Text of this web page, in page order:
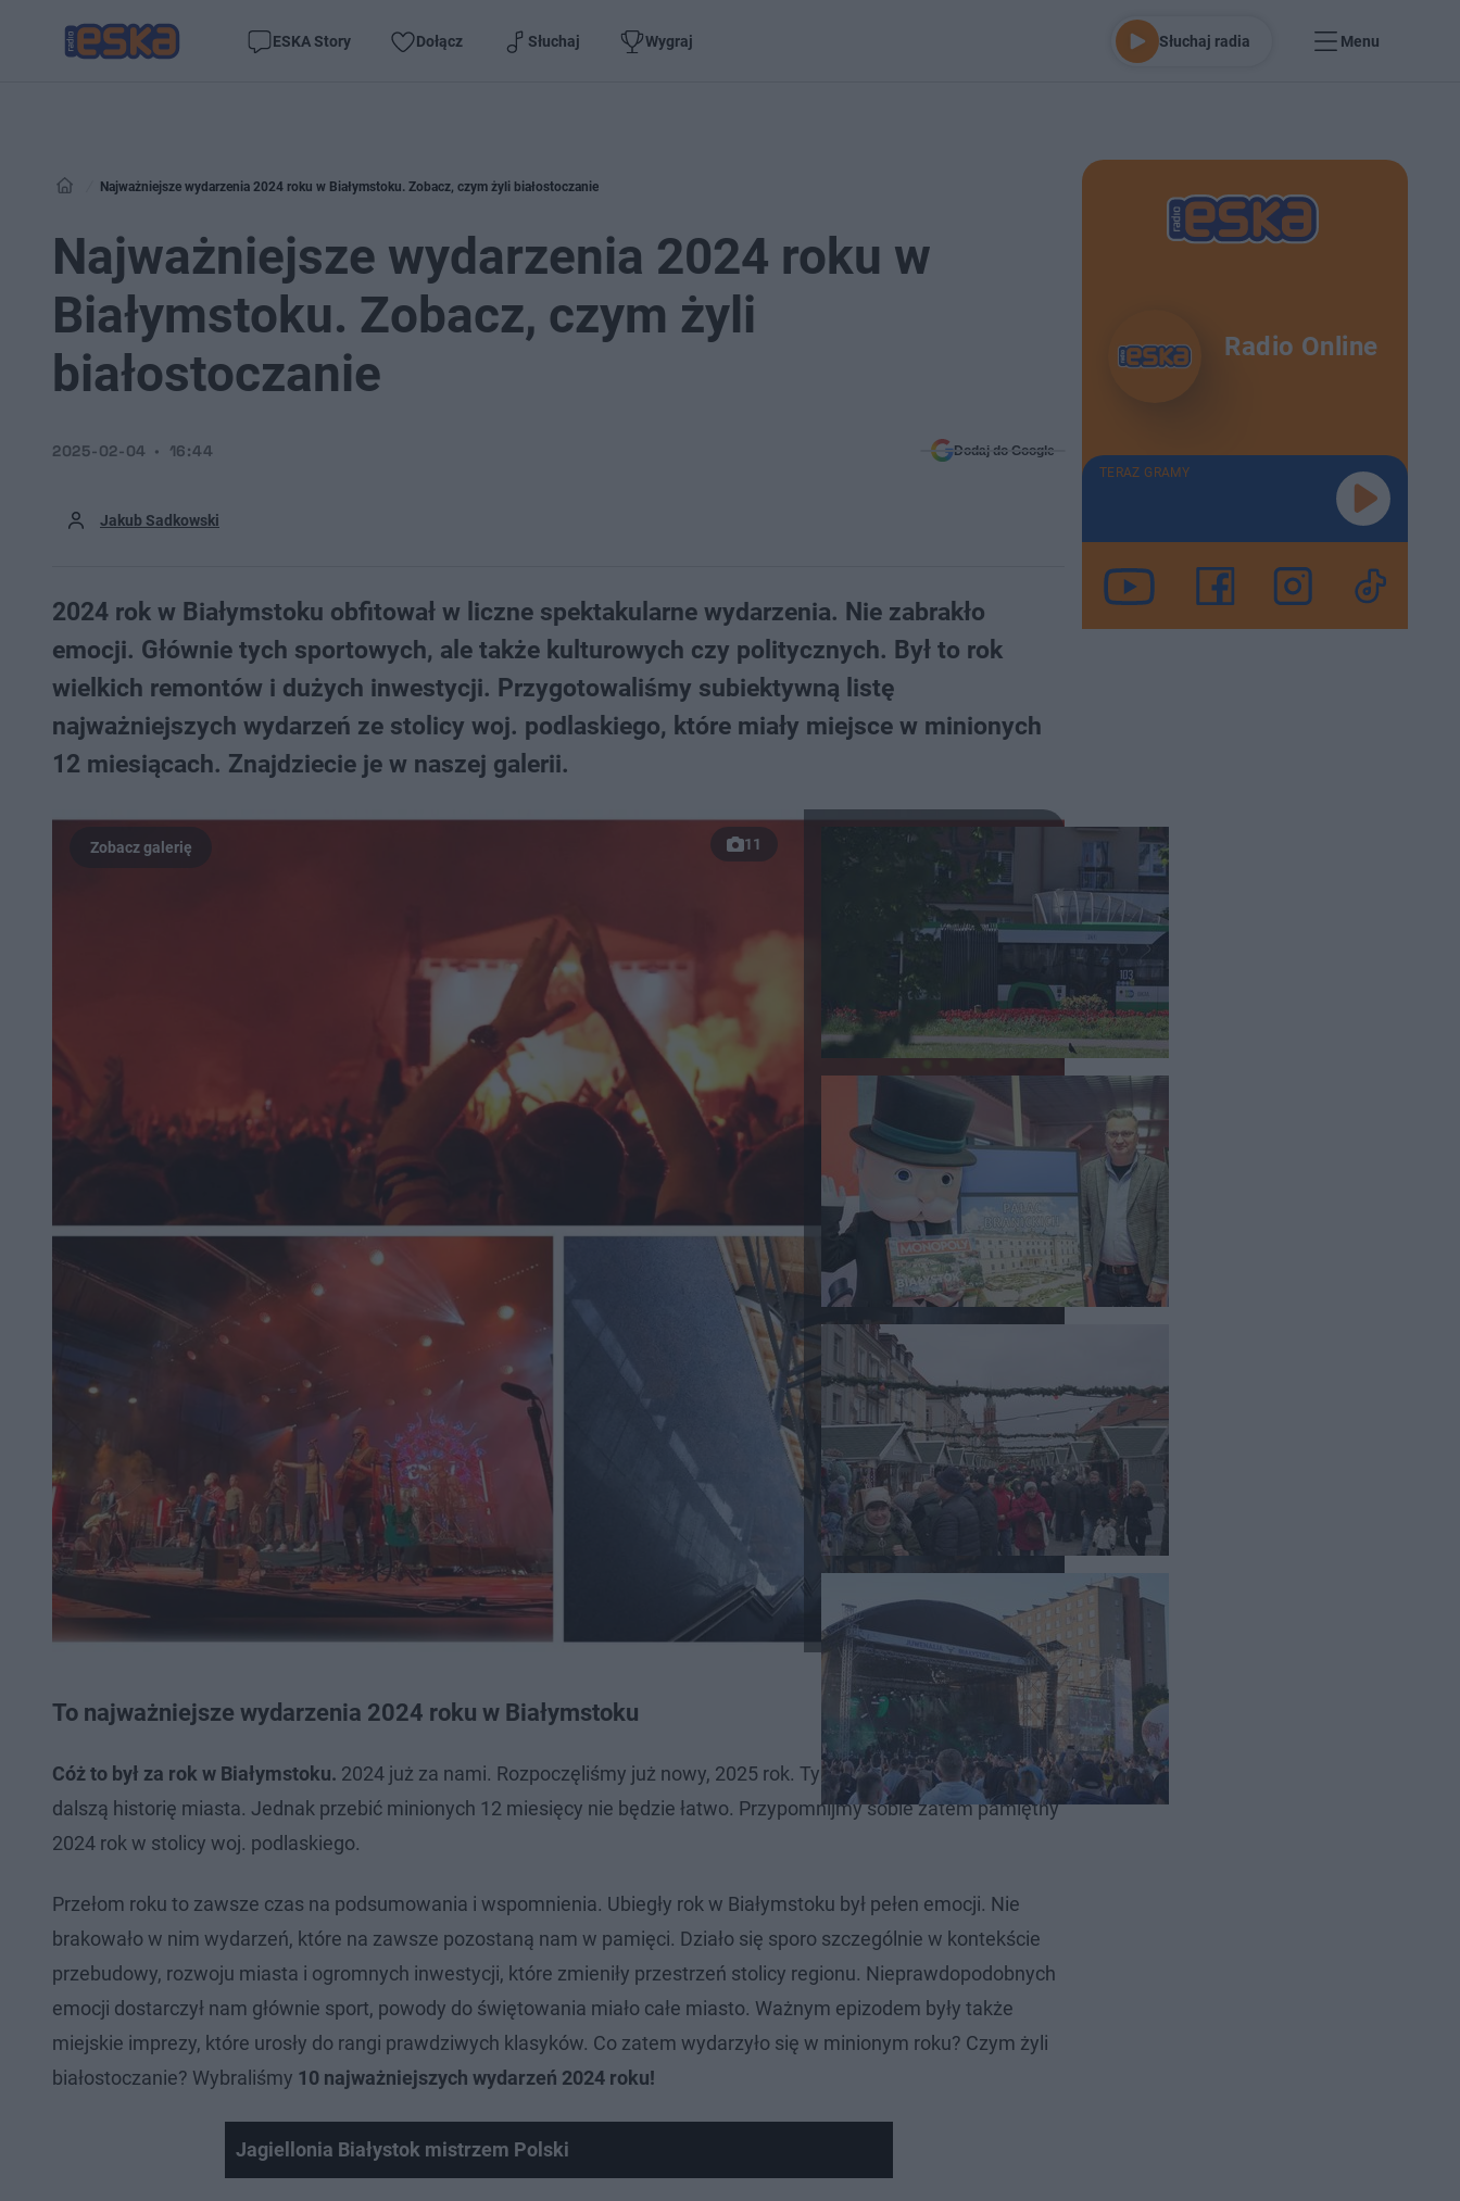
ESKA Story Dołącz Słuchaj Wygraj Słuchaj radia Menu
Najważniejsze wydarzenia 2024 roku w Białymstoku. Zobacz, czym żyli białostoczanie
Najważniejsze wydarzenia 2024 roku w
Białymstoku. Zobacz, czym żyli
białostoczanie
Jakub Sadkowski
2025-02-04 16:44 Dodaj do Google
2024 rok w Białymstoku obfitował w liczne spektakularne wydarzenia. Nie zabrakło
emocji. Głównie tych sportowych, ale także kulturowych czy politycznych. Był to rok
wielkich remontów i dużych inwestycji. Przygotowaliśmy subiektywną listę
najważniejszych wydarzeń ze stolicy woj. podlaskiego, które miały miejsce w minionych
12 miesiącach. Znajdziecie je w naszej galerii.
11
To najważniejsze wydarzenia 2024 roku w Białymstoku
Cóż to był za rok w Białymstoku. 2024 już za nami. Rozpoczęliśmy już nowy, 2025 rok. Tym samym zaczęliśmy pisać
dalszą historię miasta. Jednak przebić minionych 12 miesięcy nie będzie łatwo. Przypomnijmy sobie zatem pamiętny
2024 rok w stolicy woj. podlaskiego.
Przełom roku to zawsze czas na podsumowania i wspomnienia. Ubiegły rok w Białymstoku był pełen emocji. Nie
brakowało w nim wydarzeń, które na zawsze pozostaną nam w pamięci. Działo się sporo szczególnie w kontekście
przebudowy, rozwoju miasta i ogromnych inwestycji, które zmieniły przestrzeń stolicy regionu. Nieprawdopodobnych
emocji dostarczył nam głównie sport, powody do świętowania miało całe miasto. Ważnym epizodem były także
miejskie imprezy, które urosły do rangi prawdziwych klasyków. Co zatem wydarzyło się w minionym roku? Czym żyli
białostoczanie? Wybraliśmy 10 najważniejszych wydarzeń 2024 roku!
Jagiellonia Białystok mistrzem Polski
Radio Online
TERAZ GRAMY